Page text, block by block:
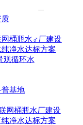
质
桶瓶水♂厂建设
纯净水达标方案
观循环水
普基地
网桶瓶水厂建设
纯净水达标方案